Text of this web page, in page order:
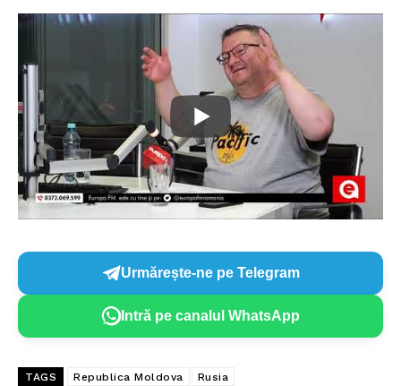
Urmărește-ne pe Telegram
Intră pe canalul WhatsApp
TAGS Republica Moldova Rusia